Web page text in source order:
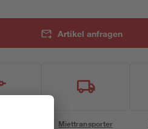
Artikel anfragen
Miettransporter